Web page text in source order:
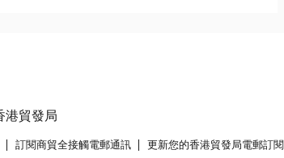
訂閱商貿全接觸電郵通訊 更新您的香港貿發局電郵訂閱